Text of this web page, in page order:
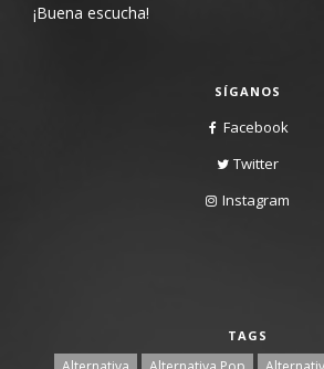
¡Buena escucha!
SÍGANOS
Facebook
Twitter
Instagram
TAGS